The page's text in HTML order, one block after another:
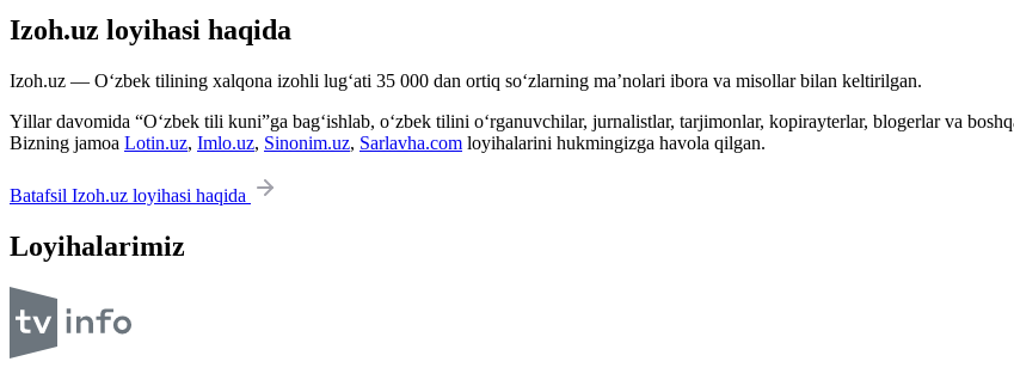
Izoh.uz loyihasi haqida
Izoh.uz — O‘zbek tilining xalqona izohli lug‘ati 35 000 dan ortiq so‘zlarning ma’nolari ibora va misollar bilan keltirilgan.
Yillar davomida “O‘zbek tili kuni”ga bag‘ishlab, o‘zbek tilini o‘rganuvchilar, jurnalistlar, tarjimonlar, kopirayterlar, blogerlar va
Bizning jamoa Lotin.uz, Imlo.uz, Sinonim.uz, Sarlavha.com loyihalarini hukmingizga havola qilgan.
Batafsil Izoh.uz loyihasi haqida
Loyihalarimiz